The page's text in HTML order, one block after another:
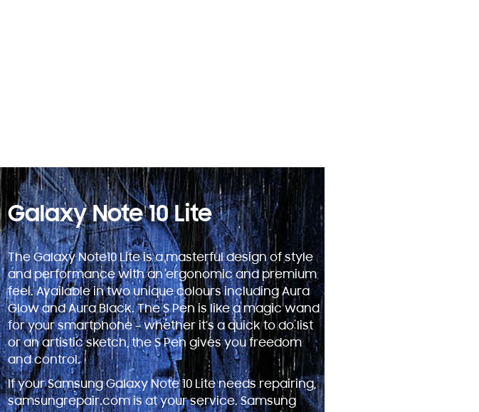
Galaxy Note 10 Lite
The Galaxy Note10 Lite is a masterful design of style
and performance with an ergonomic and premium
feel. Available in two unique colours including Aura
Glow and Aura Black. The S Pen is like a magic wand
for your smartphone – whether it’s a quick to do list
or an artistic sketch, the S Pen gives you freedom
and control.
If your Samsung Galaxy Note 10 Lite needs repairing,
samsungrepair.com is at your service. Samsung